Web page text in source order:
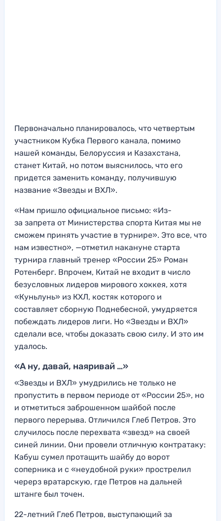
Первоначально планировалось, что четвертым
участником Кубка Первого канала, помимо
нашей команды, Белоруссия и Казахстана,
станет Китай, но потом выяснилось, что его
придется заменить команду, получившую
название «Звезды и ВХЛ».
«Нам пришло официальное письмо: «Из-
за запрета от Министерства спорта Китая мы не
сможем принять участие в турнире». Это все, что
нам известно», —отметил накануне старта
турнира главный тренер «России 25» Роман
Ротенберг. Впрочем, Китай не входит в число
безусловных лидеров мирового хоккея, хотя
«Куньлунь» из КХЛ, костяк которого и
составляет сборную Поднебесной, умудряется
побеждать лидеров лиги. Но «Звезды и ВХЛ»
сделали все, чтобы доказать свою силу. И это им
удалось.
«А ну, давай, наяривай …»
«Звезды и ВХЛ» умудрились не только не
пропустить в первом периоде от «России 25», но
и отметиться заброшенном шайбой после
первого перерыва. Отличился Глеб Петров. Это
случилось после перехвата «звезд» на своей
синей линии. Они провели отличную контратаку:
Кабуш сумел протащить шайбу до ворот
соперника и с «неудобной руки» прострелил
черерз вратарскую, где Петров на дальней
штанге был точен.
22-летний Глеб Петров, выступающий за